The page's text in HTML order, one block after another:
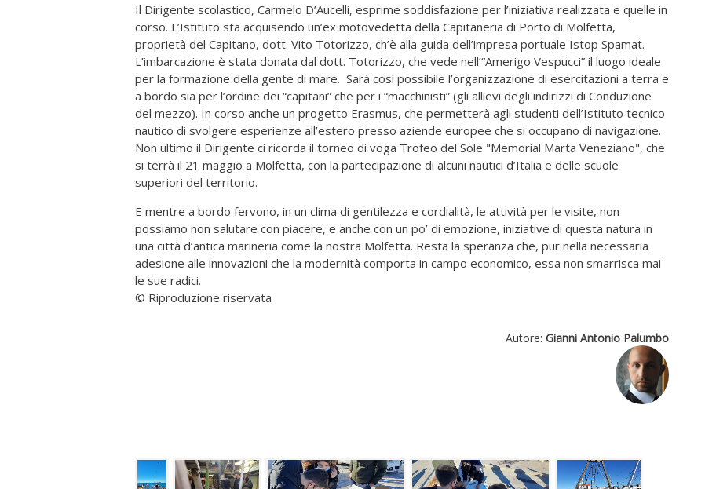
Il Dirigente scolastico, Carmelo D’Aucelli, esprime soddisfazione per l’iniziativa realizzata e quelle in
corso. L’Istituto sta acquisendo un’ex motovedetta della Capitaneria di Porto di Molfetta,
proprietà del Capitano, dott. Vito Totorizzo, ch’è alla guida dell’impresa portuale Istop Spamat.
L’imbarcazione è stata donata dal dott. Totorizzo, che vede nell’“Amerigo Vespucci” il luogo ideale
per la formazione della gente di mare. Sarà così possibile l’organizzazione di esercitazioni a terra e
a bordo sia per l’ordine dei “capitani” che per i “macchinisti” (gli allievi degli indirizzi di Conduzione
del mezzo). In corso anche un progetto Erasmus, che permetterà agli studenti dell’Istituto tecnico
nautico di svolgere esperienze all’estero presso aziende europee che si occupano di navigazione.
Non ultimo il Dirigente ci ricorda il torneo di voga Trofeo del Sole "Memorial Marta Veneziano", che
si terrà il 21 maggio a Molfetta, con la partecipazione di alcuni nautici d’Italia e delle scuole
superiori del territorio.
E mentre a bordo fervono, in un clima di gentilezza e cordialità, le attività per le visite, non
possiamo non salutare con piacere, e anche con un po’ di emozione, iniziative di questa natura in
una città d’antica marineria come la nostra Molfetta. Resta la speranza che, pur nella necessaria
adesione alle innovazioni che la modernità comporta in campo economico, essa non smarrisca mai
le sue radici.
© Riproduzione riservata
Autore: Gianni Antonio Palumbo